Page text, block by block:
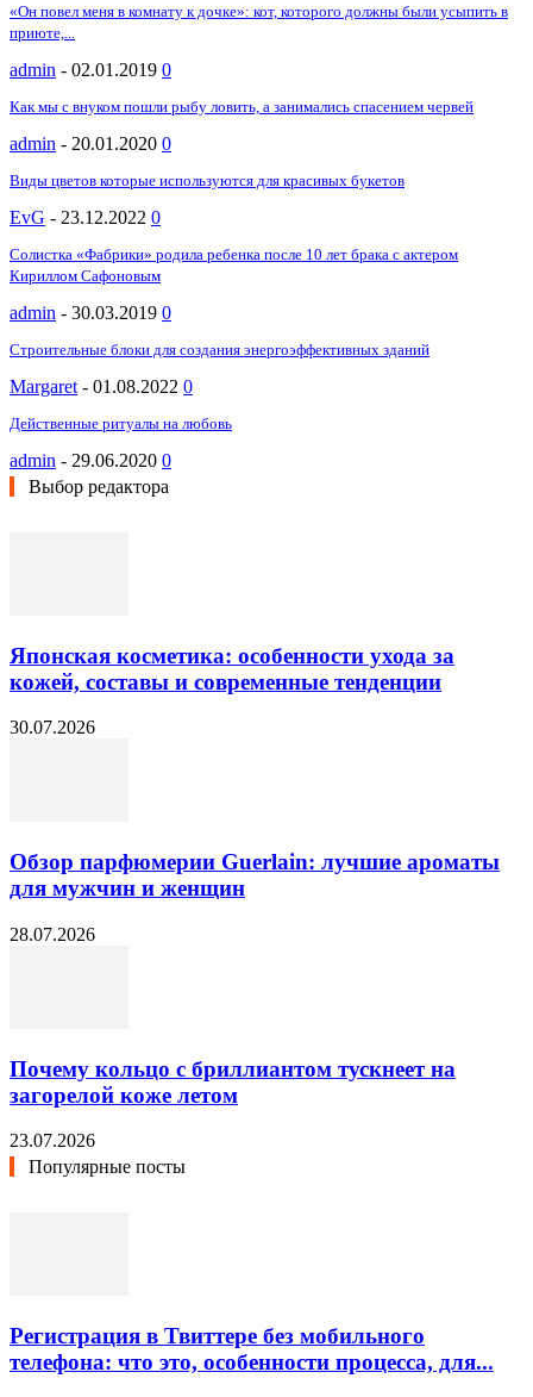
«Он повел меня в комнату к дочке»: кот, которого должны были усыпить в
приюте,...
admin - 02.01.2019 0
Как мы с внуком пошли рыбу ловить, а занимались спасением червей
admin - 20.01.2020 0
Виды цветов которые используются для красивых букетов
EvG - 23.12.2022 0
Cолистка «Фабрики» родила ребенка после 10 лет брака с актером
Кириллом Сафоновым
admin - 30.03.2019 0
Строительные блоки для создания энергоэффективных зданий
Margaret - 01.08.2022 0
Действенные ритуалы на любовь
admin - 29.06.2020 0
Выбор редактора
Японская косметика: особенности ухода за
кожей, составы и современные тенденции
30.07.2026
Обзор парфюмерии Guerlain: лучшие ароматы
для мужчин и женщин
28.07.2026
Почему кольцо с бриллиантом тускнеет на
загорелой коже летом
23.07.2026
Популярные посты
Регистрация в Твиттере без мобильного
телефона: что это, особенности процесса, для...